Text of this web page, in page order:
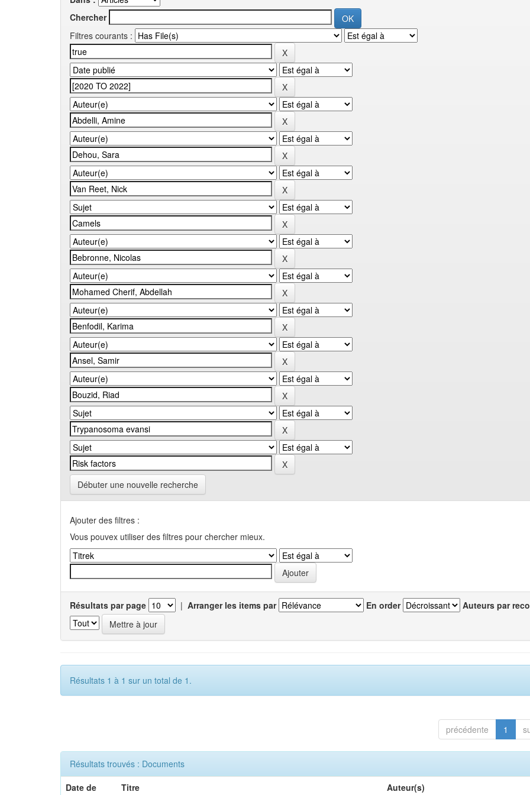
Chercher
Filtres courants :
Débuter une nouvelle recherche
Ajouter des filtres :
Vous pouvex utiliser des filtres pour chercher mieux.
Résultats par page | Arranger les items par En order Auteurs par
Résultats 1 à 1 sur un total de 1.
précédente 1
Résultats trouvés : Documents
Date de
Titre Auteur(s)